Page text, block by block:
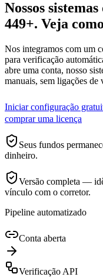
Nossos
449+. Veja
Nos integramos com um
para verificação
abre uma conta, nosso
manuais, sem ligações de
Iniciar configuração
comprar uma licença
Seus fundos
dinheiro.
Versão completa —
vínculo com o corretor.
Pipeline automatizado
Conta aberta
Verificação API